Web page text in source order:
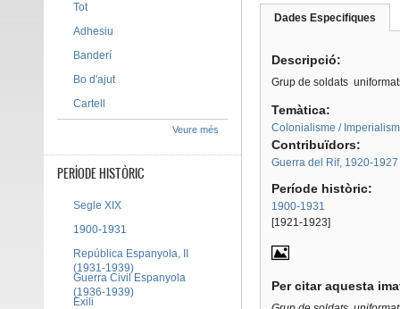
Dades Especifiques
Descripció:
Grup de soldats
Temàtica:
Colonialisme /
Contribuïdors:
Guerra del Rif, 1920-1927
Període històric:
1900-1931
[1921-1923]
Per citar aquesta
Tot
Adhesiu
Banderí
Bo d'ajut
Cartell
Veure més
PERÍODE HISTÒRIC
Segle XIX
1900-1931
República Espanyola, II
(1931-1939)
Guerra Civil Espanyola
(1936-1939)
Exili